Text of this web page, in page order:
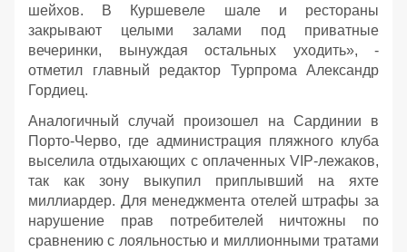
шейхов. В Куршевеле шале и рестораны
закрывают целыми залами под приватные
вечеринки, вынуждая остальных уходить», -
отметил главный редактор Турпрома Александр
Гордиец.
Аналогичный случай произошел на Сардинии в
Порто-Черво, где администрация пляжного клуба
выселила отдыхающих с оплаченных VIP-лежаков,
так как зону выкупил приплывший на яхте
миллиардер. Для менеджмента отелей штрафы за
нарушение прав потребителей ничтожны по
сравнению с лояльностью и миллионными тратами